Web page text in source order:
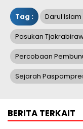
Tag : Darul
Pasukan
Percobaan
Sejarah
BERITA TERKAIT